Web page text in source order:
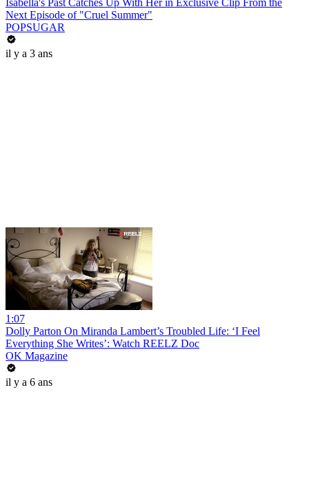
Isabella's Past Catches Up With Her in Exclusive Clip From the
Next Episode of "Cruel Summer"
POPSUGAR
il y a 3 ans
1:07
Dolly Parton On Miranda Lambert’s Troubled Life: ‘I Feel
Everything She Writes’: Watch REELZ Doc
OK Magazine
il y a 6 ans